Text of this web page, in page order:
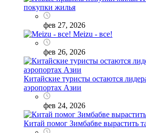
покупки жилья
фев 27, 2026
Meizu - все!
фев 26, 2026
Китайские туристы остаются
аэропортах Азии
фев 24, 2026
Китай помог Зимбабве вырастить